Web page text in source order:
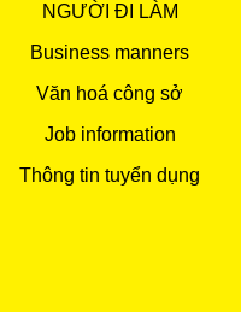
NGƯỜI ĐI LÀM
Business manners
Văn hoá công sở
Job information
Thông tin tuyển dụng